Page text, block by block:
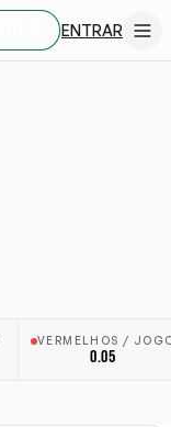
ENTRAR
VERMELHOS /
0.05